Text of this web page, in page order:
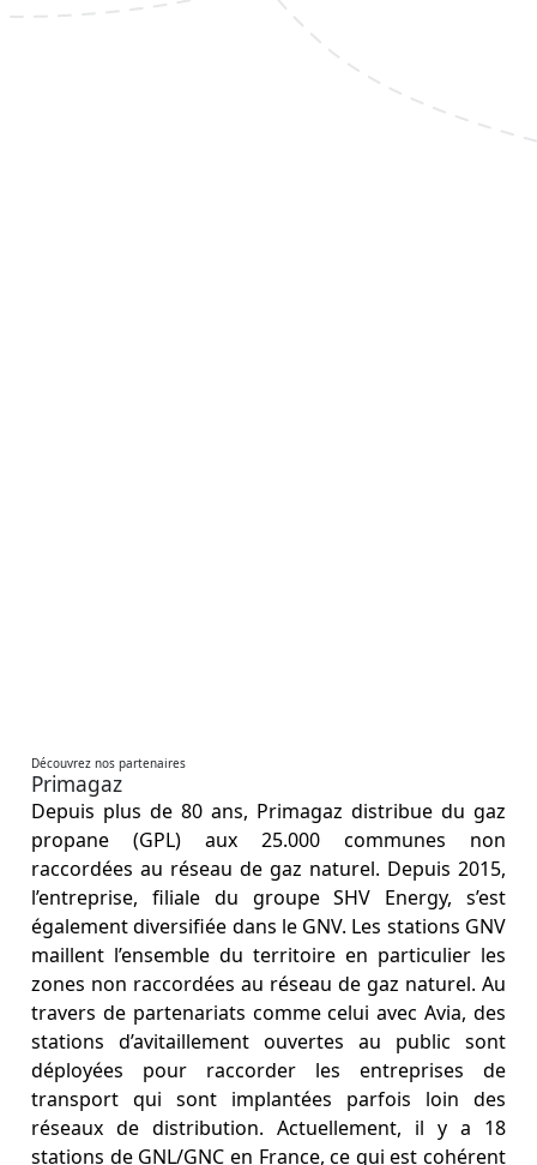
Découvrez nos partenaires
Primagaz
Depuis plus de 80 ans, Primagaz distribue du gaz
propane (GPL) aux 25.000 communes non
raccordées au réseau de gaz naturel. Depuis 2015,
l’entreprise, filiale du groupe SHV Energy, s’est
également diversifiée dans le GNV. Les stations GNV
maillent l’ensemble du territoire en particulier les
zones non raccordées au réseau de gaz naturel. Au
travers de partenariats comme celui avec Avia, des
stations d’avitaillement ouvertes au public sont
déployées pour raccorder les entreprises de
transport qui sont implantées parfois loin des
réseaux de distribution. Actuellement, il y a 18
stations de GNL/GNC en France, ce qui est cohérent